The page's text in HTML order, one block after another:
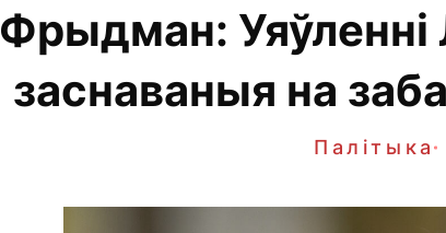
Фрыдман: Уяўленні
заснаваныя на
Палітыка